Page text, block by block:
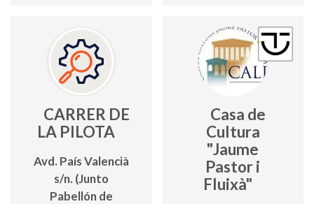
CARRER DE
LA PILOTA
Avd. País Valencià
s/n. (Junto
Pabellón de
Casa de
Cultura
"Jaume
Pastor i
Fluixà"